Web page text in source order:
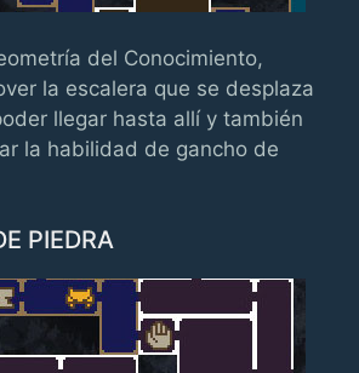
del Conocimiento,
la escalera que se desplaza
llegar hasta allí y también
la habilidad de gancho de
PIEDRA